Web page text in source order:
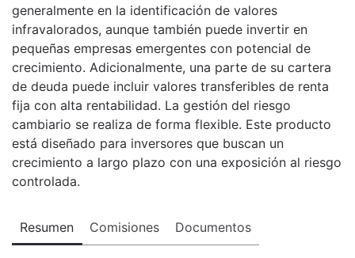
generalmente en la identificación de valores
infravalorados, aunque también puede invertir en
pequeñas empresas emergentes con potencial de
crecimiento. Adicionalmente, una parte de su cartera
de deuda puede incluir valores transferibles de renta
fija con alta rentabilidad. La gestión del riesgo
cambiario se realiza de forma flexible. Este producto
está diseñado para inversores que buscan un
crecimiento a largo plazo con una exposición al riesgo
controlada.
Resumen Comisiones Documentos